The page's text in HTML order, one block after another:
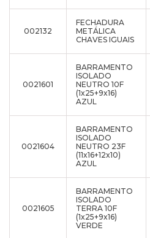
002132
FECHADURA
METÁLICA
CHAVES IGUAIS
0021601
BARRAMENTO
ISOLADO
NEUTRO 10F
(1x25+9x16)
AZUL
0021604
BARRAMENTO
ISOLADO
NEUTRO 23F
(11x16+12x10)
AZUL
0021605
BARRAMENTO
ISOLADO
TERRA 10F
(1x25+9x16)
VERDE